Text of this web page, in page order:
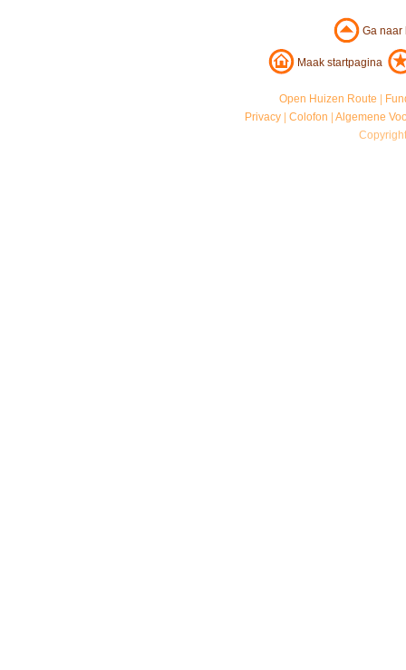
Ga
Maak startpagina
Open Huizen Route
Privacy |Colofon |Algemene